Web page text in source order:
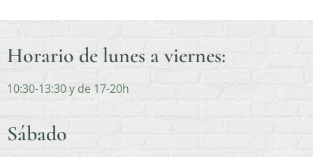
Horario de lunes a viernes:
10:30-13:30 y de 17-20h
Sábado